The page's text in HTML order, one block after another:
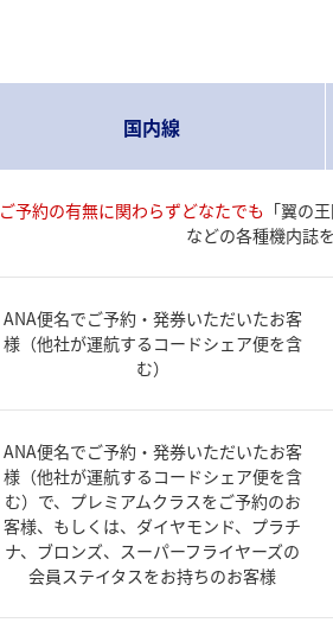
国内線
ご予約の有無に関わらずどなたでも 「翼の
などの各種機内誌
ANA便名でご予約・発券いただいたお客
様（他社が運航するコードシェア便を含
む）
ANA便名でご予約・発券いただいたお客
様（他社が運航するコードシェア便を含
む）で、プレミアムクラスをご予約のお
客様、もしくは、ダイヤモンド、プラチ
ナ、ブロンズ、スーパーフライヤーズの
会員ステイタスをお持ちのお客様